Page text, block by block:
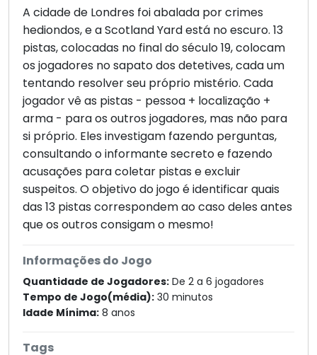
A cidade de Londres foi abalada por crimes
hediondos, e a Scotland Yard está no escuro. 13
pistas, colocadas no final do século 19, colocam
os jogadores no sapato dos detetives, cada um
tentando resolver seu próprio mistério. Cada
jogador vê as pistas - pessoa + localização +
arma - para os outros jogadores, mas não para
si próprio. Eles investigam fazendo perguntas,
consultando o informante secreto e fazendo
acusações para coletar pistas e excluir
suspeitos. O objetivo do jogo é identificar quais
das 13 pistas correspondem ao caso deles antes
que os outros consigam o mesmo!
Informações do Jogo
Quantidade de Jogadores: De 2 a 6 jogadores
Tempo de Jogo(média): 30 minutos
Idade Mínima: 8 anos
Tags